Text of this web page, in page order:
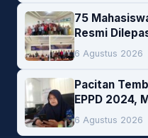
75
Resmi
Empat Pesan
6 Agustus 2026
Pacitan
EPPD 2024,
6 Agustus 2026